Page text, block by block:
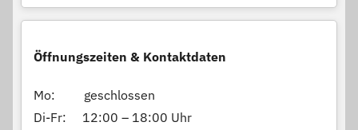
Öffnungszeiten & Kontaktdaten
Mo: geschlossen
Di-Fr: 12:00 – 18:00 Uhr